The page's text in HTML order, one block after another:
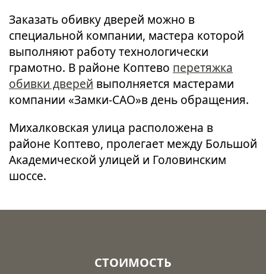
Заказать обивку дверей можно в
специальной компании, мастера которой
выполняют работу технологически
грамотно. В районе Коптево перетяжка
обивки дверей выполняется мастерами
компании «Замки-САО»в день обращения.
Михалковская улица расположена в
районе Коптево, пролегает между Большой
Академической улицей и Головинским
шоссе.
СТОИМОСТЬ